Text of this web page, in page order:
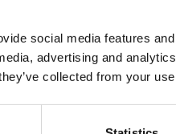
social media features
advertising and
collected from your